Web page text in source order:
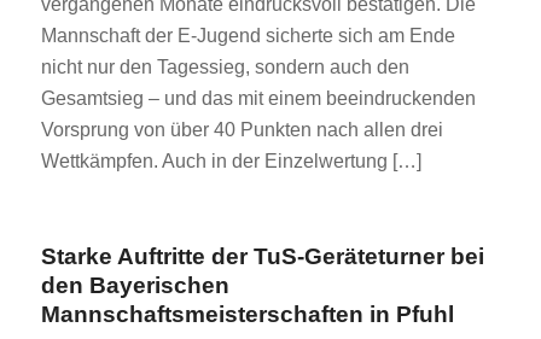
vergangenen Monate eindrucksvoll bestätigen. Die
Mannschaft der E-Jugend sicherte sich am Ende
nicht nur den Tagessieg, sondern auch den
Gesamtsieg – und das mit einem beeindruckenden
Vorsprung von über 40 Punkten nach allen drei
Wettkämpfen. Auch in der Einzelwertung […]
Starke Auftritte der TuS-Geräteturner bei
den Bayerischen
Mannschaftsmeisterschaften in Pfuhl